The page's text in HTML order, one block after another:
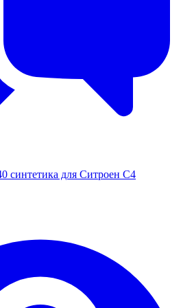
синтетика для Ситроен С4